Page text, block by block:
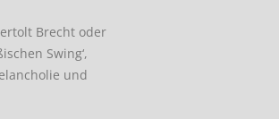
Brecht oder
Swing‘,
und